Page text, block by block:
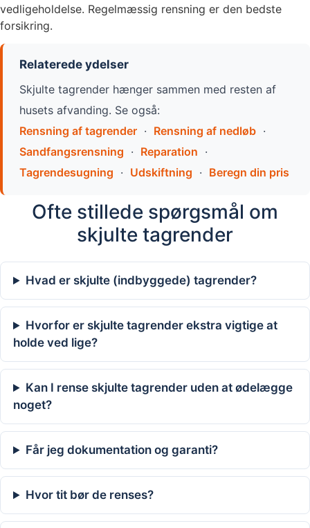
vedligeholdelse. Regelmæssig rensning er den bedste
forsikring.
Relaterede ydelser
Skjulte tagrender hænger sammen med resten af
husets afvanding. Se også:
Rensning af tagrender · Rensning af nedløb ·
Sandfangsrensning · Reparation ·
Tagrendesugning · Udskiftning · Beregn din pris
Ofte stillede spørgsmål om
skjulte tagrender
Hvad er skjulte (indbyggede) tagrender?
Hvorfor er skjulte tagrender ekstra vigtige at
holde ved lige?
Kan I rense skjulte tagrender uden at ødelægge
noget?
Får jeg dokumentation og garanti?
Hvor tit bør de renses?